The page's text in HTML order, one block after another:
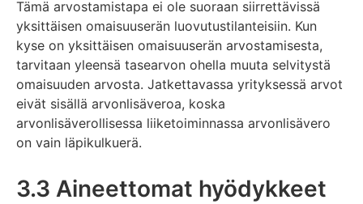
Tämä arvostamistapa ei ole suoraan siirrettävissä
yksittäisen omaisuuserän luovutustilanteisiin. Kun
kyse on yksittäisen omaisuuserän arvostamisesta,
tarvitaan yleensä tasearvon ohella muuta selvitystä
omaisuuden arvosta. Jatkettavassa yrityksessä arvot
eivät sisällä arvonlisäveroa, koska
arvonlisäverollisessa liiketoiminnassa arvonlisävero
on vain läpikulkuerä.
3.3 Aineettomat hyödykkeet